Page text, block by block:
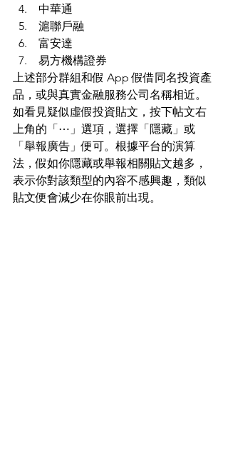
中華通
滬聯戶融
富安達
易方機構證券
上述部分群組和假 App 假借同名投資產
品，或與真實金融服務公司名稱相近。
如看見疑似虛假投資貼文，按下帖文右
上角的「⋯」選項，選擇「隱藏」或
「舉報廣告」便可。根據平台的演算
法，假如你隱藏或舉報相關貼文越多，
表示你對該類型的內容不感興趣，類似
貼文便會減少在你眼前出現。